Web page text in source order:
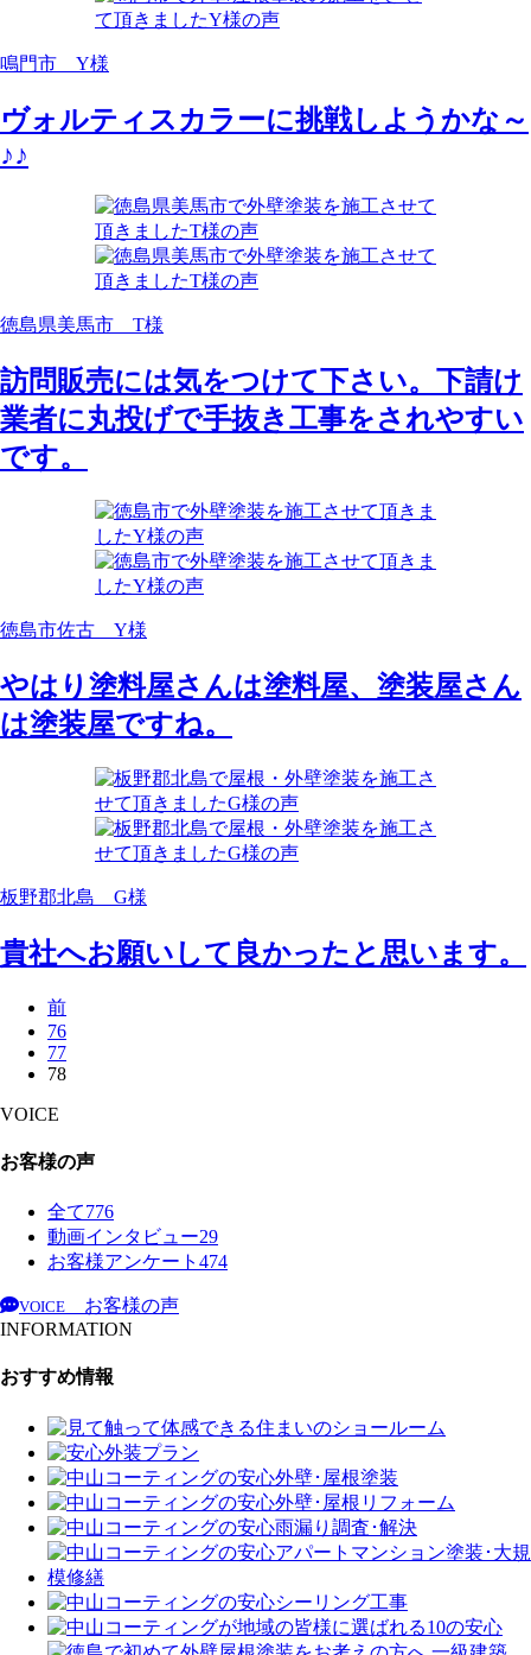
鳴門市 Y様
ヴォルティスカラーに挑戦しようかな～
♪♪
徳島県美馬市 T様
訪問販売には気をつけて下さい。下請け
業者に丸投げで手抜き工事をされやすい
です。
徳島市佐古 Y様
やはり塗料屋さんは塗料屋、塗装屋さん
は塗装屋ですね。
板野郡北島 G様
貴社へお願いして良かったと思います。
前
76
77
78
VOICE
お客様の声
全て776
動画インタビュー29
お客様アンケート 474
VOICE
お客様の声
INFORMATION
おすすめ情報